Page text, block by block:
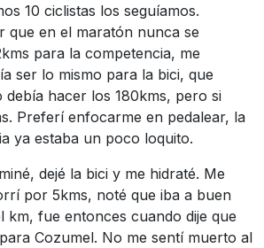
10 ciclistas los seguíamos.
que en el maratón nunca se
para la competencia, me
ser lo mismo para la bici, que
debía hacer los 180kms, pero si
Preferí enfocarme en pedalear, la
ya estaba un poco loquito.
dejé la bici y me hidraté. Me
por 5kms, noté que iba a buen
km, fue entonces cuando dije que
Cozumel. No me sentí muerto al